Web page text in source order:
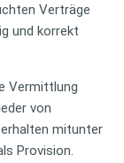
Verträge
und korrekt
Vermittlung
von
mitunter
Provision.